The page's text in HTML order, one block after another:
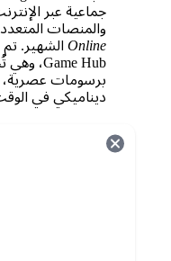
والمنصات المتعددة،
Online
برسومات عصرية،
ديناميكي في الوقت
سواء كنت تفضل
للاعبين العاديين
وجذابة على الأجهزة
ما هي نيان بيري